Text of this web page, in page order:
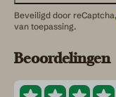
Beveiligd door reCaptcha,
van toepassing.
Beoordelingen